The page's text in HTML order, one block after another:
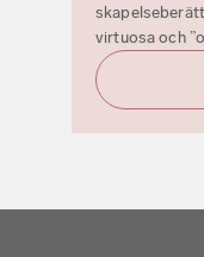
virtuosa och